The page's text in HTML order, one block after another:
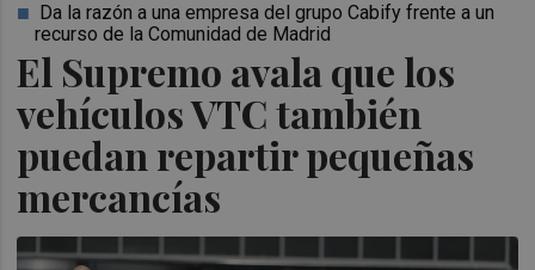
El Supremo avala que los
vehículos VTC también
puedan repartir pequeñas
mercancías
Da la razón a una empresa del grupo Cabify frente a un
recurso de la Comunidad de Madrid